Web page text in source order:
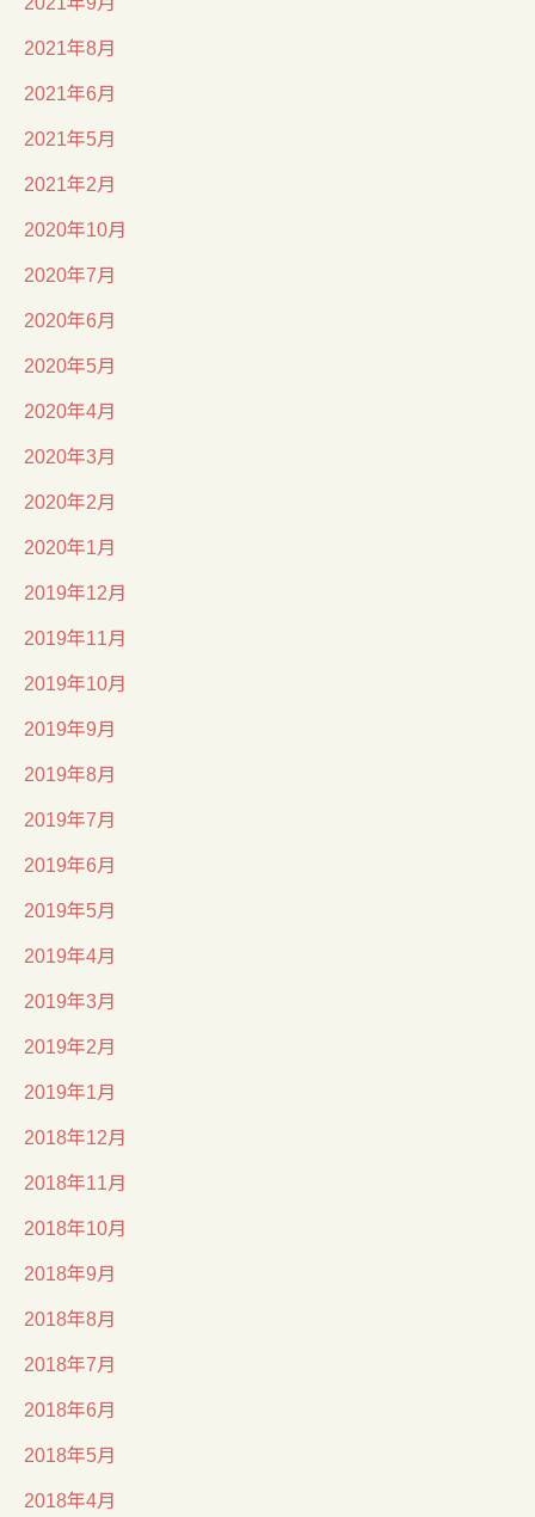
2021年8月
2021年6月
2021年5月
2021年2月
2020年10月
2020年7月
2020年6月
2020年5月
2020年4月
2020年3月
2020年2月
2020年1月
2019年12月
2019年11月
2019年10月
2019年9月
2019年8月
2019年7月
2019年6月
2019年5月
2019年4月
2019年3月
2019年2月
2019年1月
2018年12月
2018年11月
2018年10月
2018年9月
2018年8月
2018年7月
2018年6月
2018年5月
2018年4月